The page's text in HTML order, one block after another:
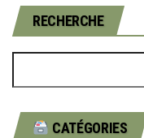
RECHERCHE
CATÉGORIES